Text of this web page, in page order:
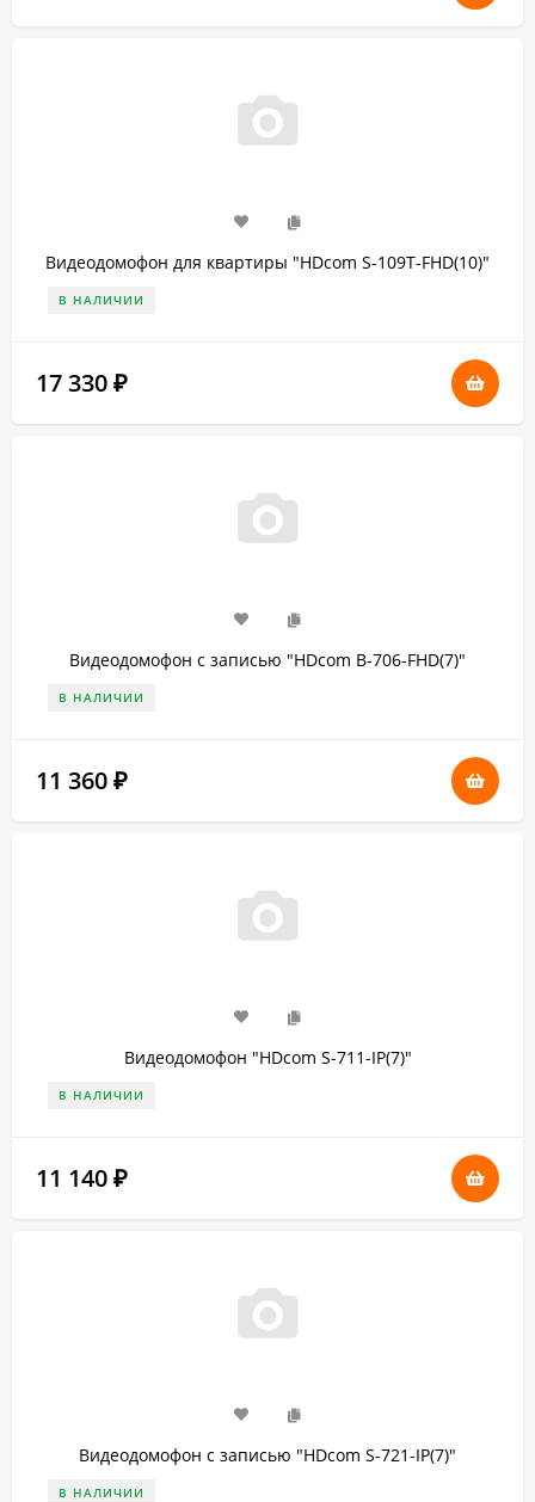
Видеодомофон для квартиры "HDcom S-109Т-FHD(10)"
В НАЛИЧИИ
17 330 ₽
Видеодомофон с записью "HDcom B-706-FHD(7)"
В НАЛИЧИИ
11 360 ₽
Видеодомофон "HDcom S-711-IP(7)"
В НАЛИЧИИ
11 140 ₽
Видеодомофон с записью "HDcom S-721-IP(7)"
В НАЛИЧИИ